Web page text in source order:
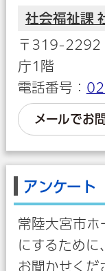
社会福祉課
〒319-2292
庁1階
電話番号：
メールでお
アンケート
常陸大宮市ホ
にするために
お聞かせくだ